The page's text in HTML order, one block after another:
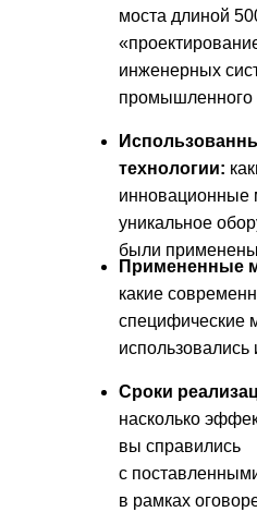
моста длиной
инженерных
промышленного
технологии:
инновационные
уникальное
были
Примененные
какие
специфические
использовались
Сроки
насколько
вы справились
с
в рамках
Почему стоит
для создания
презентации:
уникальные